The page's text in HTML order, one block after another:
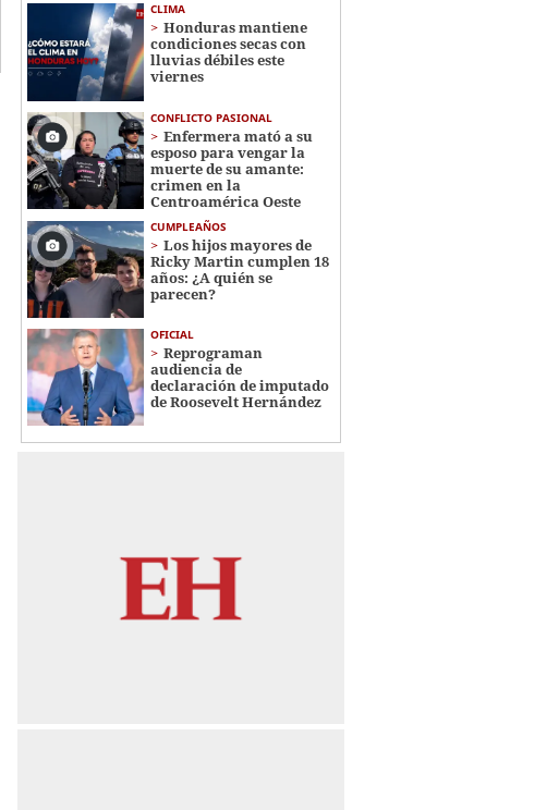
CLIMA
Honduras mantiene
condiciones secas con
lluvias débiles este
viernes
CONFLICTO PASIONAL
Enfermera mató a su
esposo para vengar la
muerte de su amante:
crimen en la
Centroamérica Oeste
CUMPLEAÑOS
Los hijos mayores de
Ricky Martin cumplen 18
años: ¿A quién se
parecen?
OFICIAL
Reprograman
audiencia de
declaración de imputado
de Roosevelt Hernández